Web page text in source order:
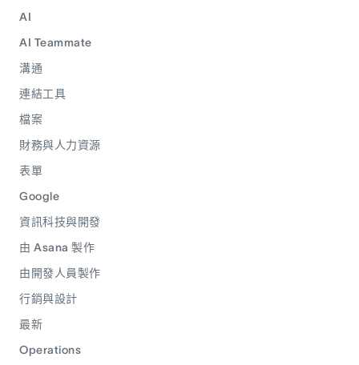
AI
AI Teammate
溝通
連結工具
檔案
財務與人力資源
表單
Google
資訊科技與開發
由 Asana 製作
由開發人員製作
行銷與設計
最新
Operations